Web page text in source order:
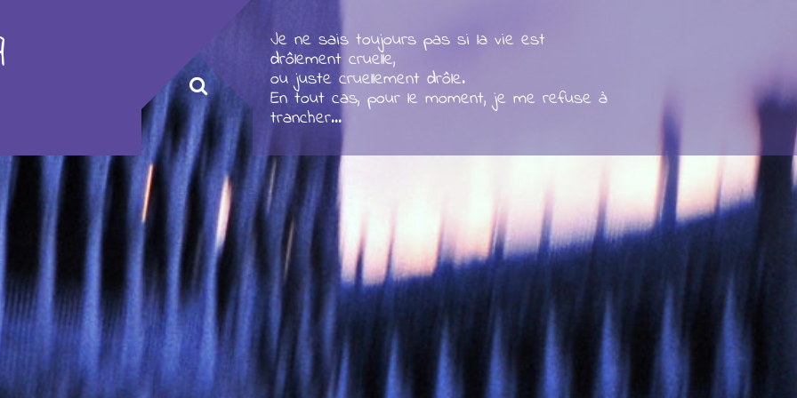
Je ne sais toujours pas si la vie est
drôlement cruelle,
ou juste cruellement drôle.
En tout cas, pour le moment, je me refuse à
trancher...